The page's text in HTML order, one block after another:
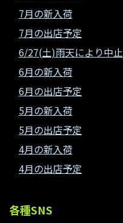
7月の新入荷
7月の出店予定
6/27(土)雨天により中止
6月の新入荷
6月の出店予定
5月の新入荷
5月の出店予定
4月の新入荷
4月の出店予定
各種SNS